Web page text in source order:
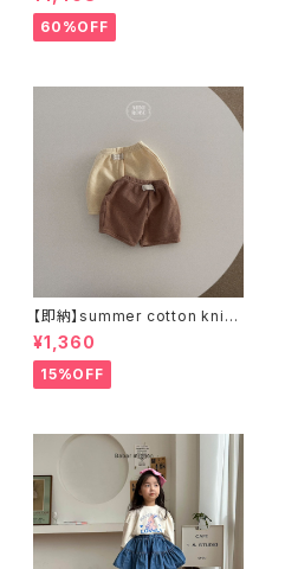
60%OFF
【即納】summer cotton knit
pants ショートパンツ ブルマ
¥1,360
15%OFF